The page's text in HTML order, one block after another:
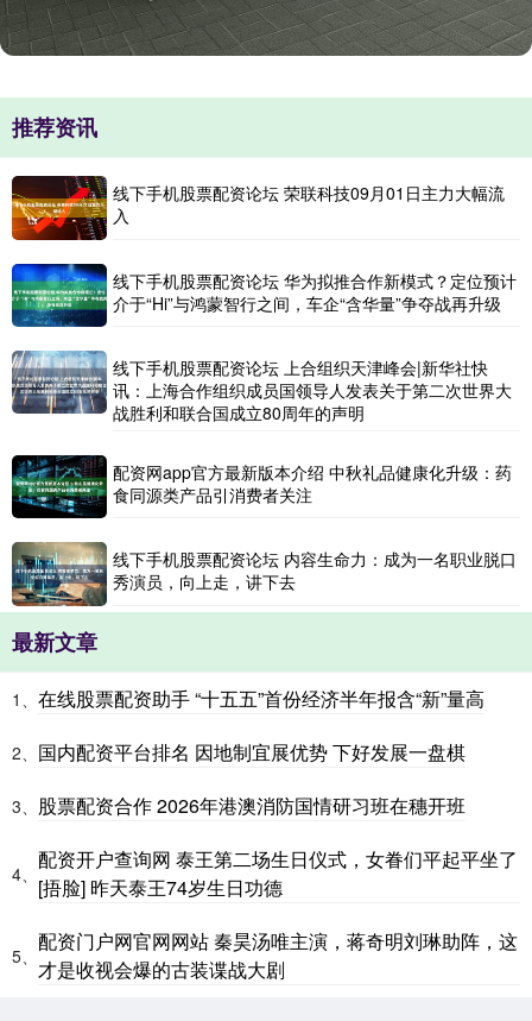
推荐资讯
线下手机股票配资论坛 荣联科技09月01日主力大幅流
入
线下手机股票配资论坛 华为拟推合作新模式？定位预计
介于“Hi”与鸿蒙智行之间，车企“含华量”争夺战再升级
线下手机股票配资论坛 上合组织天津峰会|新华社快
讯：上海合作组织成员国领导人发表关于第二次世界大
战胜利和联合国成立80周年的声明
配资网app官方最新版本介绍 中秋礼品健康化升级：药
食同源类产品引消费者关注
线下手机股票配资论坛 内容生命力：成为一名职业脱口
秀演员，向上走，讲下去
最新文章
1、 在线股票配资助手 “十五五”首份经济半年报含“新”量高
2、 国内配资平台排名 因地制宜展优势 下好发展一盘棋
3、 股票配资合作 2026年港澳消防国情研习班在穗开班
4、
配资开户查询网 泰王第二场生日仪式，女眷们平起平坐了
[捂脸] 昨天泰王74岁生日功德
5、
配资门户网官网网站 秦昊汤唯主演，蒋奇明刘琳助阵，这
才是收视会爆的古装谍战大剧